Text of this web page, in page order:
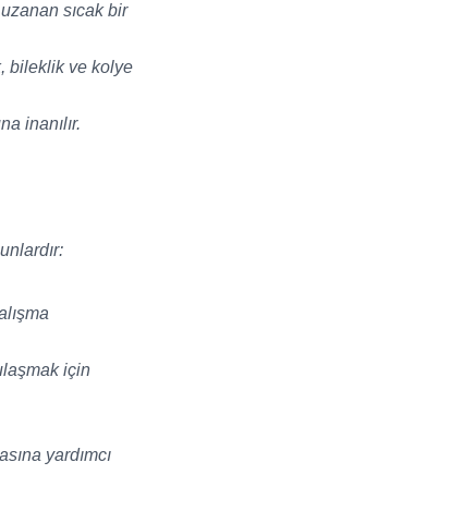
sıcak bir
bileklik ve kolye
inanılır.
için
yardımcı